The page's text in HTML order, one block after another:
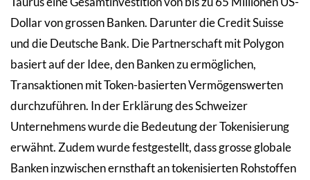
Dollar von grossen Banken. Darunter die Credit Suisse
und die Deutsche Bank. Die Partnerschaft mit Polygon
basiert auf der Idee, den Banken zu ermöglichen,
Transaktionen mit Token-basierten Vermögenswerten
durchzuführen. In der Erklärung des Schweizer
Unternehmens wurde die Bedeutung der Tokenisierung
erwähnt. Zudem wurde festgestellt, dass grosse globale
Banken inzwischen ernsthaft an tokenisierten Rohstoffen